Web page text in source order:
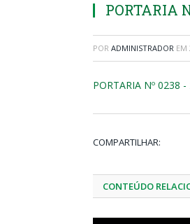
PORTARIA
POR ADMINISTRADOR EM
PORTARIA Nº 0238
COMPARTILHAR:
CONTEÚDO